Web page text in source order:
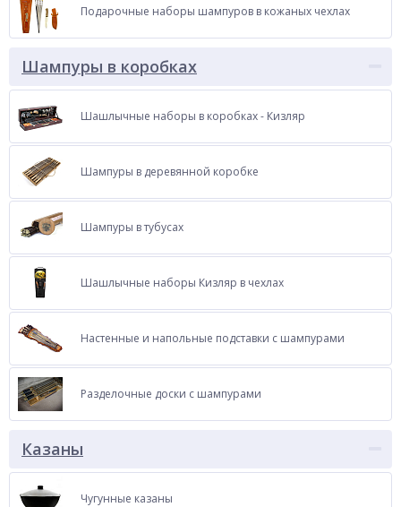
Подарочные наборы шампуров в кожаных чехлах
Шампуры в коробках
Шашлычные наборы в коробках - Кизляр
Шампуры в деревянной коробке
Шампуры в тубусах
Шашлычные наборы Кизляр в чехлах
Настенные и напольные подставки с шампурами
Разделочные доски с шампурами
Казаны
Чугунные казаны